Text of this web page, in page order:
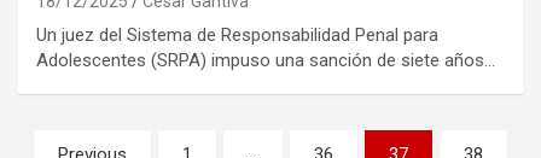
Un juez del Sistema de Responsabilidad Penal para
Adolescentes (SRPA) impuso una sanción de siete años…
Paginación